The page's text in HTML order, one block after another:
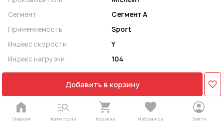
Сегмент
Сегмент A
Применяемость
Sport
Индекс скорости
Y
Индекс нагрузки
104
Добавить в корзину
Главная Категории Корзина Избранное Войти